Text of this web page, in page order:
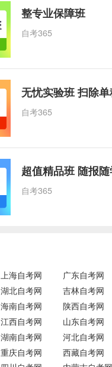
整专业保障班
自考365
无忧实验班 扫除
自考365
超值精品班 随报
自考365
上海自考网 广东自考网
湖北自考网 吉林自考网
海南自考网 陕西自考网
江西自考网 山东自考网
湖南自考网 河北自考网
重庆自考网 西藏自考网